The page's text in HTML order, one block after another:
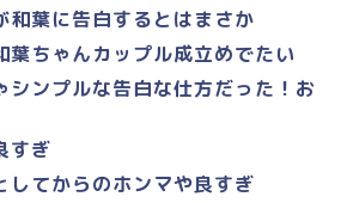
和葉に告白するとはまさか
葉ちゃんカップル成立めでたい
シンプルな告白な仕方だった！お
すぎ
してからのホンマや良すぎ